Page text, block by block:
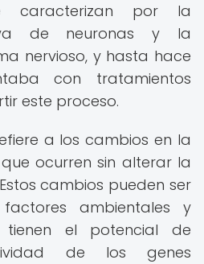
caracterizan por la
de neuronas y la
nervioso, y hasta hace
con tratamientos
este proceso.
a los cambios en la
ocurren sin alterar la
cambios pueden ser
ambientales y
el potencial de
de los genes